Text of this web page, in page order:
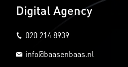
Digital Agency
020 214 8939
info@baasenbaas.nl